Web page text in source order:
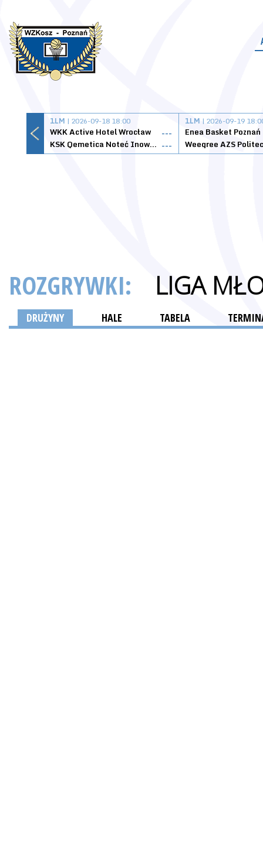
1LM | 2026-09-18 18:00
WKK Active Hotel Wrocław
---
KSK Qemetica Noteć Inowrocław ---
1LM | 2026-09-19
Enea Basket Poznań
ROZGRYWKI: LIGA
DRUŻYNY HALE TABELA